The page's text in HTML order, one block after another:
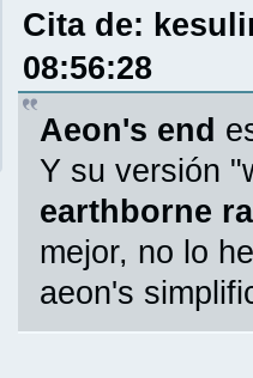
Cita de:
08:56:28
Aeon's end
Y su versión
earthborne
mejor, no lo
aeon's